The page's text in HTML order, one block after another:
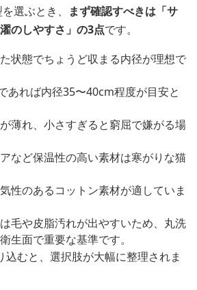
選ぶとき、
まず確認すべきは「サ
のしやすさ」の3点です。
状態でちょうど収まる内径が理想で
あれば内径35〜40cm程度が目安と
薄れ、小さすぎると窮屈で嫌がる場
など保温性の高い素材は寒がりな猫
性のあるコットン素材が適していま
は毛や皮脂汚れが出やすいため、丸洗
生面で重要な基準です。
込むと、選択肢が大幅に整理されま